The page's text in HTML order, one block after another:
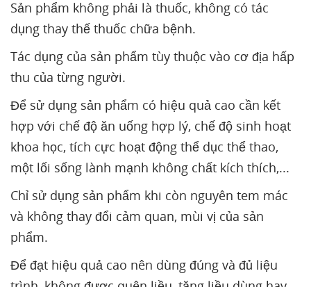
Sản phẩm không phải là thuốc, không có tác
dụng thay thế thuốc chữa bệnh.
Tác dụng của sản phẩm tùy thuộc vào cơ địa hấp
thu của từng người.
Để sử dụng sản phẩm có hiệu quả cao cần kết
hợp với chế độ ăn uống hợp lý, chế độ sinh hoạt
khoa học, tích cực hoạt động thể dục thể thao,
một lối sống lành mạnh không chất kích thích,...
Chỉ sử dụng sản phẩm khi còn nguyên tem mác
và không thay đổi cảm quan, mùi vị của sản
phẩm.
Để đạt hiệu quả cao nên dùng đúng và đủ liệu